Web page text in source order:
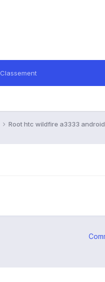
Classement
Root htc wildfire a3333 android